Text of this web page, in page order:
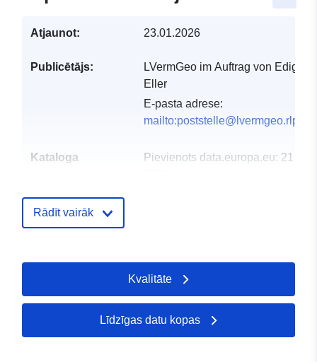
Atjaunot: 23.01.2026
Publicētājs:
LVermGeo im Auftrag von Ediger-
Eller
E-pasta adrese:
mailto:poststelle@lvermgeo.rlp.de
Kataloga
Pievienots data.europa.eu: 21
atrašanās vieta:
50.0974 ], [ 7.15392,
50.0974 ], [ 7.15392,
50.0964 ], [ 7.15235,
50.0964 ], [ 7.15235,
Rādīt vairāk
Kvalitāte
Līdzīgas datu kopas